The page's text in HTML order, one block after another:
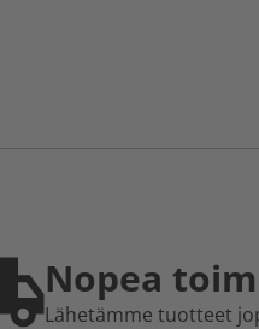
Nopea
Lähetämme tuotteet